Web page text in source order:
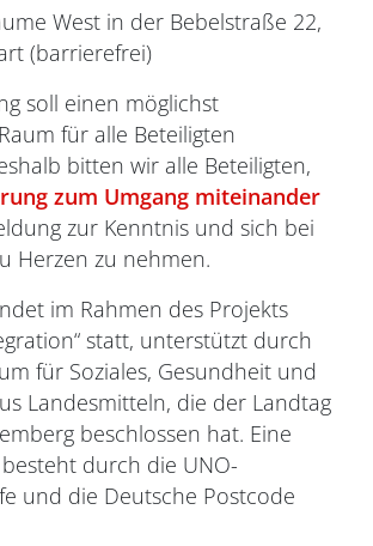
West in der Bebelstraße 22,
(barrierefrei)
soll einen möglichst
für alle Beteiligten
bitten wir alle Beteiligten,
zum Umgang miteinander
zur Kenntnis und sich bei
Herzen zu nehmen.
im Rahmen des Projekts
statt, unterstützt durch
für Soziales, Gesundheit und
Landesmitteln, die der Landtag
beschlossen hat. Eine
durch die UNO-
und die Deutsche Postcode